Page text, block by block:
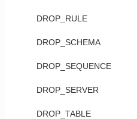
DROP_RULE
DROP_SCHEMA
DROP_SEQUENCE
DROP_SERVER
DROP_TABLE